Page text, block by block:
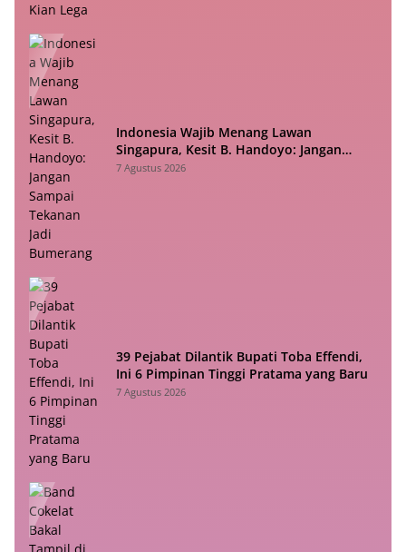
Indonesia Wajib Menang Lawan
Singapura, Kesit B. Handoyo: Jangan
Sampai Tekanan Jadi Bumerang
7 Agustus 2026
39 Pejabat Dilantik Bupati Toba Effendi,
Ini 6 Pimpinan Tinggi Pratama yang Baru
7 Agustus 2026